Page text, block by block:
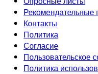
Рекомендательные
Контакты
Политика
Согласие
Пользовательское
Политика